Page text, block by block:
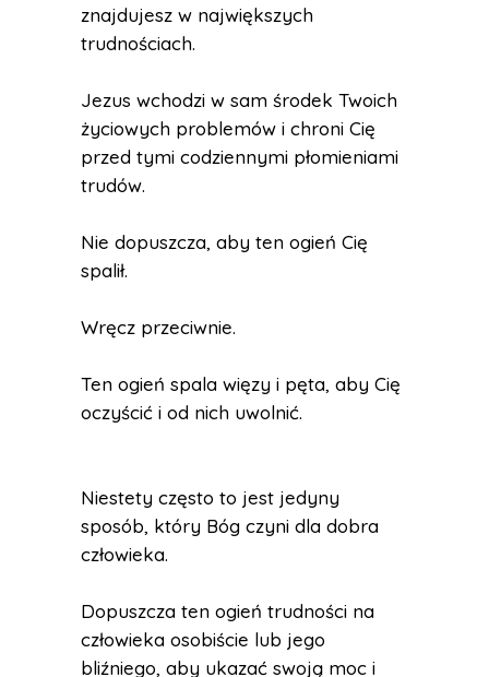
znajdujesz w największych
trudnościach.
Jezus wchodzi w sam środek Twoich
życiowych problemów i chroni Cię
przed tymi codziennymi płomieniami
trudów.
Nie dopuszcza, aby ten ogień Cię
spalił.
Wręcz przeciwnie.
Ten ogień spala więzy i pęta, aby Cię
oczyścić i od nich uwolnić.
Niestety często to jest jedyny
sposób, który Bóg czyni dla dobra
człowieka.
Dopuszcza ten ogień trudności na
człowieka osobiście lub jego
bliźniego, aby ukazać swoją moc i